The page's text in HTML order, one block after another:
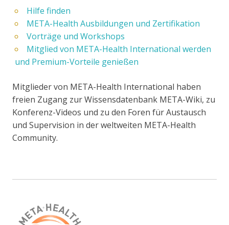
Hilfe finden
META-Health Ausbildungen und Zertifikation
Vorträge und Workshops
Mitglied von META-Health International werden
und Premium-Vorteile genießen
Mitglieder von META-Health International haben
freien Zugang zur Wissensdatenbank META-Wiki, zu
Konferenz-Videos und zu den Foren für Austausch
und Supervision in der weltweiten META-Health
Community.